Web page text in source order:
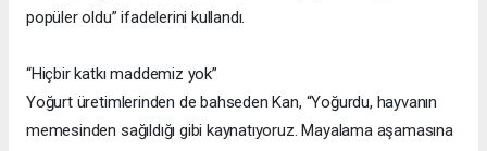
popüler oldu” ifadelerini kullandı.
“Hiçbir katkı maddemiz yok”
Yoğurt üretimlerinden de bahseden Kan, “Yoğurdu, hayvanın
memesinden sağıldığı gibi kaynatıyoruz. Mayalama aşamasına